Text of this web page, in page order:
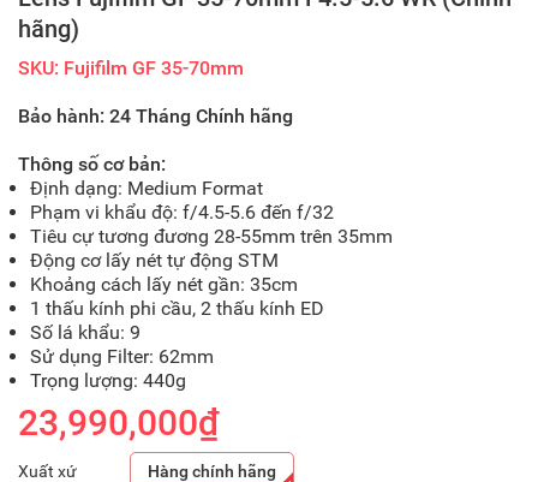
hãng)
SKU: Fujifilm GF 35-70mm
Bảo hành: 24 Tháng Chính hãng
Thông số cơ bản:
Định dạng: Medium Format
Phạm vi khẩu độ: f/4.5-5.6 đến f/32
Tiêu cự tương đương 28-55mm trên 35mm
Động cơ lấy nét tự động STM
Khoảng cách lấy nét gần: 35cm
1 thấu kính phi cầu, 2 thấu kính ED
Số lá khẩu: 9
Sử dụng Filter: 62mm
Trọng lượng: 440g
23,990,000₫
Xuất xứ Hàng chính hãng